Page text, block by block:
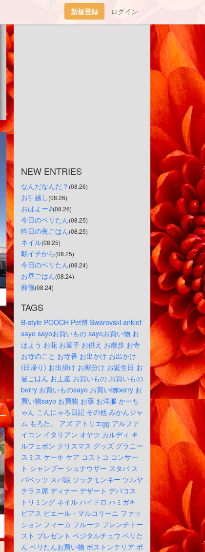
新規登録 ログイン
NEW ENTRIES
なんだなんだ？ (08.26)
お引越し(08.26)
おはよー♪(08.26)
今日のベリたん(08.25)
昨日の夜ごはん(08.25)
ネイル(08.25)
朝イチから(08.25)
今日のベリたん(08.24)
お昼ごはん(08.24)
葬儀(08.24)
TAGS
B-style POOCH Pet博 Swarovski anklet
sayo sayoお買いもの sayoお買い物 お
はよう お花 お菓子 お供え お散歩 お寺
お寺のこと お寺番 お出かけ お出かけ
(日帰り) お出掛け お裾分け お誕生日 お
昼ごはん お土産 お買いもの お買いもの
berry お買いものsayo お買い物berry お
買い物sayo お買物 お薬 お洋服 かーち
ゃん こんにゃろ日記 その他 みかんジャ
ム もろた。 アズ アトリエgg アルファ
イコン イタリアン オヤツ カルディ キ
ルフェボン クリスマス グッズ グラニー
スミス ケーキ ケア コストコ コンサー
ト シャンプー シュナウザー スタバ ス
パペッツ スパ銭 ソックモンキー ツルヤ
テラス席 ディナー デザート デパコス
トリミング ネイル ハイドロ ハミガキ
ピアス ピエール・マルコリーニ ファッ
ション フィーカ フルーツ フレンチトー
スト プレゼント ベジタルチュウ ベリた
ん ベリたんお買い物 ボストンテリア ポ